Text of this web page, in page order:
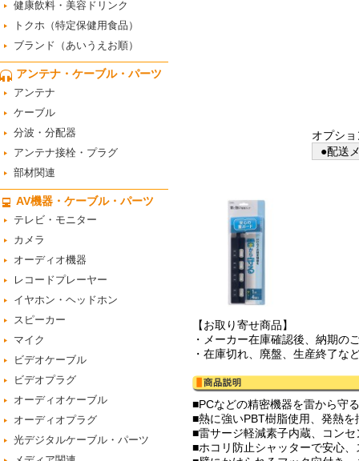
健康飲料・美容ドリンク
トクホ（特定保健用食品）
ブランド（あいうえお順）
アンテナ・ケーブル・パーツ
アンテナ
ケーブル
分波・分配器
アンテナ接栓・プラグ
部材関連
AV機器・ケーブル・パーツ
テレビ・モニター
カメラ
オーディオ機器
レコードプレーヤー
イヤホン・ヘッドホン
スピーカー
マイク
ビデオケーブル
ビデオプラグ
オーディオケーブル
オーディオプラグ
光デジタルケーブル・パーツ
オプシ
●配送
【お取り寄せ商品】
・メーカー在庫確認後、納期の
・在庫切れ、廃盤、生産終了な
■PCなどの精密機器を雷から守
■熱に強いPBT樹脂使用、発熱
■雷サージ軽減素子内蔵、コン
■ホコリ防止シャッターで安心